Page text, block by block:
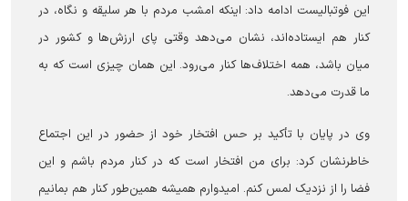
این فوتبالیست ادامه داد: اینکه امشب مردم با هر سلیقه و نگاه، در
کنار هم ایستاده‌اند، نشان می‌دهد وقتی پای ارزش‌ها و کشور در
میان باشد، همه اختلاف‌ها کنار می‌رود. این همان چیزی است که به
ما قدرت می‌دهد.
وی در پایان با تأکید بر حس افتخار خود از حضور در این اجتماع
خاطرنشان کرد: برای من افتخار است که در کنار مردم باشم و این
فضا را از نزدیک لمس کنم. امیدوارم همیشه همین‌طور کنار هم بمانیم